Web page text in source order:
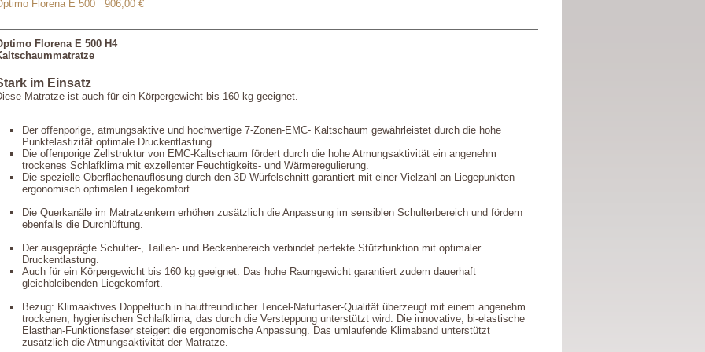
Florena E 500 906,00 €
Florena E 500 H4
im Einsatz
Matratze ist auch für ein Körpergewicht bis 160 kg geeignet.
Der offenporige, atmungsaktive und hochwertige 7-Zonen-EMC- Kaltschaum gewährleistet durch die hohe
Punktelastizität optimale Druckentlastung.
Die offenporige Zellstruktur von EMC-Kaltschaum fördert durch die hohe Atmungsaktivität ein angenehm
trockenes Schlafklima mit exzellenter Feuchtigkeits- und Wärmeregulierung.
Die spezielle Oberflächenauflösung durch den 3D-Würfelschnitt garantiert mit einer Vielzahl an Liegepunkten
ergonomisch optimalen Liegekomfort.
Die Querkanäle im Matratzenkern erhöhen zusätzlich die Anpassung im sensiblen Schulterbereich und fördern
ebenfalls die Durchlüftung.
Der ausgeprägte Schulter-, Taillen- und Beckenbereich verbindet perfekte Stützfunktion mit optimaler
Druckentlastung.
Auch für ein Körpergewicht bis 160 kg geeignet. Das hohe Raumgewicht garantiert zudem dauerhaft
gleichbleibenden Liegekomfort.
Bezug: Klimaaktives Doppeltuch in hautfreundlicher Tencel-Naturfaser-Qualität überzeugt mit einem angenehm
trockenen, hygienischen Schlafklima, das durch die Versteppung unterstützt wird. Die innovative, bi-elastische
Elasthan-Funktionsfaser steigert die ergonomische Anpassung. Das umlaufende Klimaband unterstützt
zusätzlich die Atmungsaktivität der Matratze.